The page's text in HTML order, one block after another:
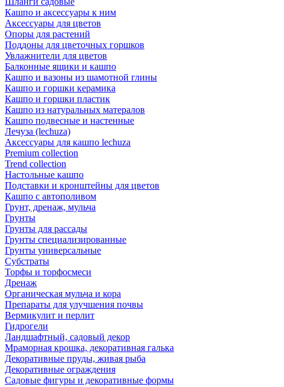
Кашпо и аксессуары к ним
Аксессуары для цветов
Опоры для растений
Поддоны для цветочных горшков
Увлажнители для цветов
Балконные ящики и кашпо
Кашпо и вазоны из шамотной глины
Кашпо и горшки керамика
Кашпо и горшки пластик
Кашпо из натуральных матералов
Кашпо подвесные и настенные
Лечуза (lechuza)
Аксессуары для кашпо lechuza
Premium collection
Trend collection
Настольные кашпо
Подставки и кронштейны для цветов
Кашпо с автополивом
Грунт, дренаж, мульча
Грунты
Грунты для рассады
Грунты специализированные
Грунты универсальные
Субстраты
Торфы и торфосмеси
Дренаж
Органическая мульча и кора
Препараты для улучшения почвы
Вермикулит и перлит
Гидрогели
Ландшафтный, садовый декор
Мраморная крошка, декоративная галька
Декоративные пруды, живая рыба
Декоративные ограждения
Садовые фигуры и декоративные формы